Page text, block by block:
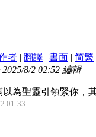
者 | 翻譯 | 書面 | 简繁
8/2 02:52 編輯
為聖靈引領緊你，
01:33